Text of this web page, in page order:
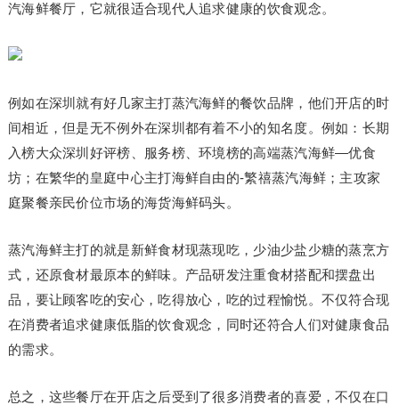
汽海鲜餐厅，它就很适合现代人追求健康的饮食观念。
例如在深圳就有好几家主打蒸汽海鲜的餐饮品牌，他们开店的时
间相近，但是无不例外在深圳都有着不小的知名度。例如：长期
入榜大众深圳好评榜、服务榜、环境榜的高端蒸汽海鲜—优食
坊；在繁华的皇庭中心主打海鲜自由的-繁禧蒸汽海鲜；主攻家
庭聚餐亲民价位市场的海货海鲜码头。
蒸汽海鲜主打的就是新鲜食材现蒸现吃，少油少盐少糖的蒸烹方
式，还原食材最原本的鲜味。产品研发注重食材搭配和摆盘出
品，要让顾客吃的安心，吃得放心，吃的过程愉悦。不仅符合现
在消费者追求健康低脂的饮食观念，同时还符合人们对健康食品
的需求。
总之，这些餐厅在开店之后受到了很多消费者的喜爱，不仅在口